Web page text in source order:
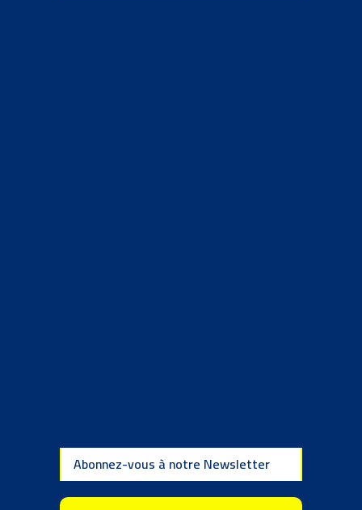
Abonnez-vous à notre Newsletter